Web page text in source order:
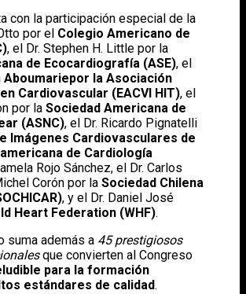
con la participación especial de la
por el Colegio Americano de
, el Dr. Stephen H. Little por la
de Ecocardiografía (ASE), el
Aboumariepor la Asociación
Cardiovascular (EACVI HIT), el
por la Sociedad Americana de
(ASNC), el Dr. Ricardo Pignatelli
Imágenes Cardiovasculares de
de Cardiología
Rojo Sánchez, el Dr. Carlos
Corón por la Sociedad Chilena
, y el Dr. Daniel José
Heart Federation (WHF).
suma además a 45 prestigiosos
que convierten al Congreso
para la formación
estándares de calidad.